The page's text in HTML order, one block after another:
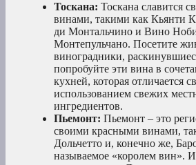
Тоскана: Тоскана славится
винами, такими как Кьянти
ди Монтальчино и Вино
Монтепульчано. Посетите
виноградники,
попробуйте эти вина в
кухней, которая отличается
использованием свежих
ингредиентов.
Пьемонт: Пьемонт – это
своими красными винами,
Дольчетто и, конечно же,
называемое «королем вин».